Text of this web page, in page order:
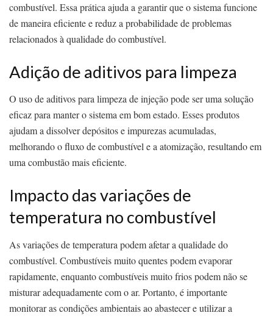
combustível. Essa prática ajuda a garantir que o sistema funcione
de maneira eficiente e reduz a probabilidade de problemas
relacionados à qualidade do combustível.
Adição de aditivos para limpeza
O uso de aditivos para limpeza de injeção pode ser uma solução
eficaz para manter o sistema em bom estado. Esses produtos
ajudam a dissolver depósitos e impurezas acumuladas,
melhorando o fluxo de combustível e a atomização, resultando em
uma combustão mais eficiente.
Impacto das variações de
temperatura no combustível
As variações de temperatura podem afetar a qualidade do
combustível. Combustíveis muito quentes podem evaporar
rapidamente, enquanto combustíveis muito frios podem não se
misturar adequadamente com o ar. Portanto, é importante
monitorar as condições ambientais ao abastecer e utilizar a